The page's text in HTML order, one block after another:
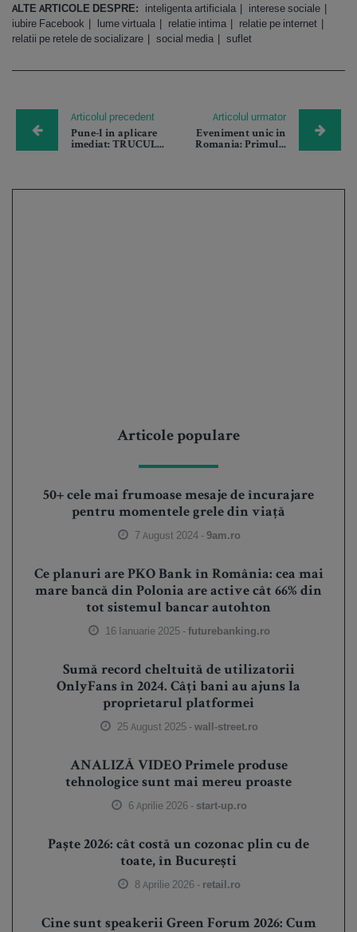
ALTE ARTICOLE DESPRE: inteligenta artificiala
interese sociale
iubire Facebook
lume virtuala relatie intima
relatie pe internet
relatii pe retele de socializare
social media suflet
Articolul precedent
Pune-l in aplicare
imediat: TRUCUL...
Articolul urmator
Eveniment unic in
Romania: Primul...
Articole populare
50+ cele mai frumoase mesaje de încurajare
pentru momentele grele din viață
7 August 2024 -9am.ro
Ce planuri are PKO Bank în România: cea mai
mare bancă din Polonia are active cât 66% din
tot sistemul bancar autohton
16 Ianuarie 2025 -futurebanking.ro
Sumă record cheltuită de utilizatorii
OnlyFans în 2024. Câți bani au ajuns la
proprietarul platformei
25 August 2025 -wall-street.ro
ANALIZĂ VIDEO Primele produse
tehnologice sunt mai mereu proaste
6 Aprilie 2026 - start-up.ro
Paște 2026: cât costă un cozonac plin cu de
toate, în București
8 Aprilie 2026 - retail.ro
Cine sunt speakerii Green Forum 2026: Cum